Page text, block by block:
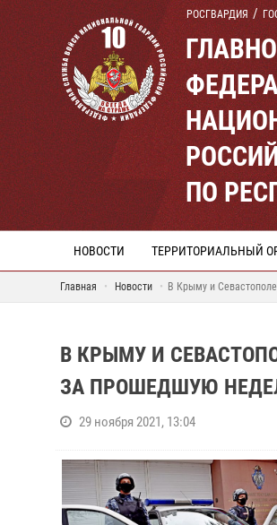
РОСГВАРДИЯ
ПО
НОВОСТИ ТЕРРИТОРИАЛЬНЫЙ
Главная Новости В Крыму и
В КРЫМУ И
ЗА ПРОШЕДШУЮ
29 ноября 2021, 13:04